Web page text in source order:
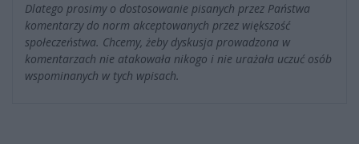
Dlatego prosimy o dostosowanie pisanych przez Państwa
komentarzy do norm akceptowanych przez większość
społeczeństwa. Chcemy, żeby dyskusja prowadzona w
komentarzach nie atakowała nikogo i nie urażała uczuć osób
wspominanych w tych wpisach.